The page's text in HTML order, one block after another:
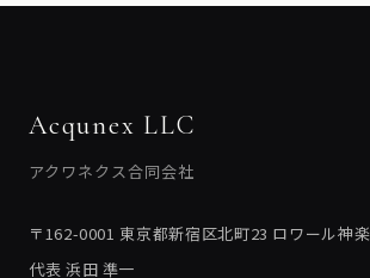
Acqunex LLC
アクワネクス合同会社
〒162-0001 東京都新宿区北町23 ロワール神
代表 浜田 準一